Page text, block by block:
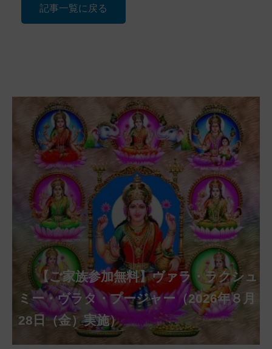
記事一覧に戻る
【ご家族参加無料】アーディ・アマー
ヴァシャー・プージャー（2026年８月12
日（水）実施）
【ご家族参加無料】ラクシュミー・ク
ベーラ・マンスリー・プージャー（2026
年８月12日（水）実施）
【ご家族参加無料】ナーガ・パンチャ
ミー・プージャー（2026年８月17日
（月）実施）
【ご家族参加無料】ヴァラ・ラクシュ
ミー・ヴラタ・プージャー（2026年８月
28日（金）実施）
【ご家族参加無料】サンカタハラ・チ
ャトゥルティー・プージャー（2026年８
月31日（月）実施）
【ご家族参加無料】クリシュナ・ジャヤ
ンティー・プージャー（2026年９月４日
（金）実施）
【ご家族参加無料】ガネーシャ・チャ
トゥルティー・プージャー（2026年９月
14日（月）実施）
【ご家族参加無料】マハーラクシュミ
ー・ヴラタ・プージャー（2026年９月19
日（土）実施）
【ご家族参加無料】マハーラヤー・ア
マーヴァシャー・プージャー（2026年10
月10日（土）実施）
第220回グループ・ホーマ（ナーガ・
パンチャミー、2026年８月17日（月）実
施）
第221回グループ・ホーマ（ガーヤト
リー・ジャヤンティー、2026年８月28日
（金）実施）
アンナダーナ・プロジェクト（食事の奉
仕）
ポストコロナ福祉活動支援募金